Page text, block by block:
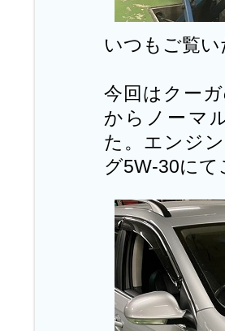
いつもご覧
今回はクー
からノーマ
た。エンジ
グ5W-30にて